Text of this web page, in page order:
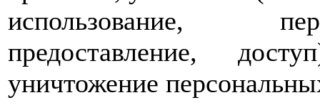
использование,
предоставление,
уничтожение